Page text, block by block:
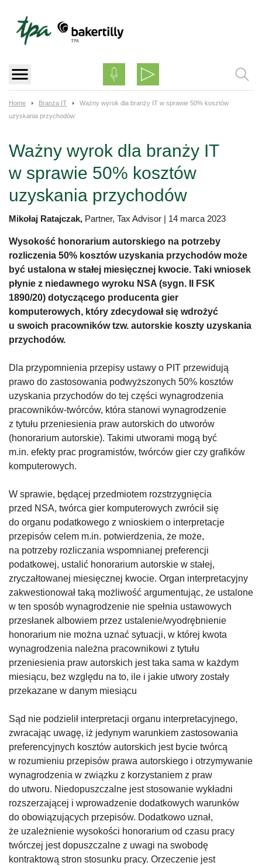
content
Home Branża IT
Ważny wyrok dla branży IT w sprawie 50% kosztów
uzyskania przychodów
Ważny wyrok dla branży IT
w sprawie 50% kosztów
uzyskania przychodów
Mikołaj Ratajczak, Partner, Tax Advisor | 14 marca 2023
Wysokość honorarium autorskiego na potrzeby
rozliczenia 50% kosztów uzyskania przychodów może
być ustalona w stałej miesięcznej kwocie. Taki wniosek
płynie z niedawnego wyroku NSA (sygn. II FSK
1890/20) dotyczącego producenta gier
komputerowych, który zdecydował się wdrożyć
u swoich pracowników tzw. autorskie koszty uzyskania
przychodów.
Dla przypomnienia przepisy ustawy o PIT przewidują
prawo do zastosowania podwyższonych 50% kosztów
uzyskania przychodów do tej części wynagrodzenia
pracowników-twórców, która stanowi wynagrodzenie
z tytułu przeniesienia praw autorskich do utworów
(honorarium autorskie). Takimi utworami mogą być
m.in. efekty prac programistów, twórców gier czy grafików
komputerowych.
W sprawie, będącej przedmiotem rozstrzygnięcia
przed NSA, twórca gier komputerowych zwrócił się
do organu podatkowego z wnioskiem o interpretacje
przepisów celem m.in. potwierdzenia, że może,
na potrzeby rozliczania wspomnianej preferencji
podatkowej, ustalić honorarium autorskie w stałej,
zryczałtowanej miesięcznej kwocie. Organ interpretacyjny
zakwestionował taką możliwość argumentując, że ustalone
w ten sposób wynagrodzenie nie spełnia ustawowych
przesłanek albowiem przez ustalenie/wyodrębnienie
honorarium nie można uznać sytuacji, w której kwota
wynagrodzenia należna pracownikowi z tytułu
przeniesienia praw autorskich jest taka sama w każdym
miesiącu, bez względu na to, ile i jakie utwory zostały
przekazane w danym miesiącu
Sąd nie podzielił interpretacji organu interpretacyjnego,
zwracając uwagę, iż jedynym warunkiem zastosowania
preferencyjnych kosztów autorskich jest bycie twórcą
w rozumieniu przepisów prawa autorskiego i otrzymywanie
wynagrodzenia w związku z korzystaniem z praw
do utworu. Niedopuszczalne jest stosowanie wykładni
rozszerzającej i wprowadzenie dodatkowych warunków
do obowiązujących przepisów. Dodatkowo uznał,
że uzależnienie wysokości honorarium od czasu pracy
twórczej jest dopuszczalne z uwagi na swobodę
kontraktową stron stosunku pracy. Orzeczenie jest